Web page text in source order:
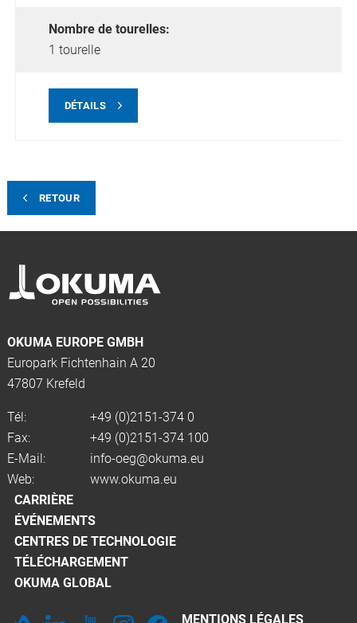
Nombre de tourelles:
1 tourelle
DÉTAILS
RETOUR
OKUMA EUROPE GMBH
Europark Fichtenhain A 20
47807 Krefeld
Tél:
+49 (0)2151-374 0
Fax:
+49 (0)2151-374 100
E-Mail:
info-oeg@okuma.eu
Web:
www.okuma.eu
CARRIÈRE
ÉVÉNEMENTS
CENTRES DE TECHNOLOGIE
TÉLÉCHARGEMENT
OKUMA GLOBAL
MENTIONS LÉGALES